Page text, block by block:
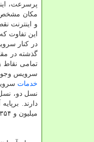
و اینترنت
این تفاوت
در کنار
گذشته در
تمامی
سرویس وجود
خدمات
نسل دو،
دارند. برپایه
میلیون و ۳۵۴ هزار و ۴ مشترک، به ۸۹.۴۵ درصد رسیده است.